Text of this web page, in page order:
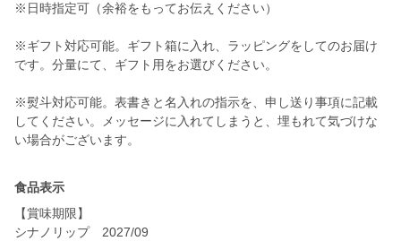
※日時指定可（余裕をもってお伝えください）
※ギフト対応可能。ギフト箱に入れ、ラッピングをしてのお届け
です。分量にて、ギフト用をお選びください。
※熨斗対応可能。表書きと名入れの指示を、申し送り事項に記載
してください。メッセージに入れてしまうと、埋もれて気づけな
い場合がございます。
食品表示
【賞味期限】
シナノリップ 2027/09